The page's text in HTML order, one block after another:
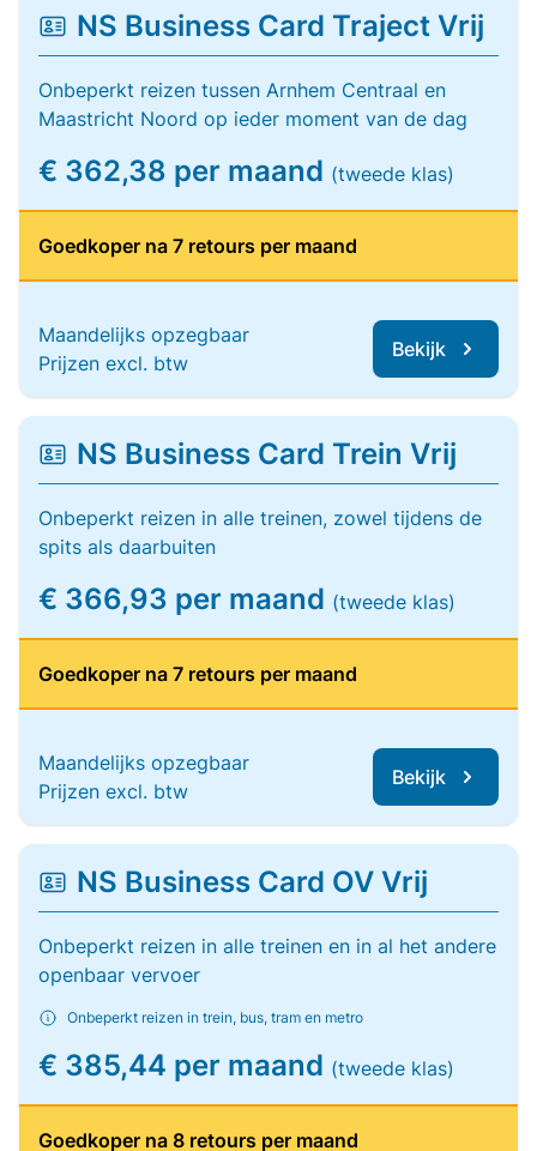
NS Business Card Traject Vrij
Onbeperkt reizen tussen Arnhem Centraal en
Maastricht Noord op ieder moment van de dag
€ 362,38 per maand (tweede klas)
Goedkoper na 7 retours per maand
Maandelijks opzegbaar
Prijzen excl. btw
Bekijk
NS Business Card Trein Vrij
Onbeperkt reizen in alle treinen, zowel tijdens de
spits als daarbuiten
€ 366,93 per maand (tweede klas)
Goedkoper na 7 retours per maand
Maandelijks opzegbaar
Prijzen excl. btw
Bekijk
NS Business Card OV Vrij
Onbeperkt reizen in alle treinen en in al het andere
openbaar vervoer
Onbeperkt reizen in trein, bus, tram en metro
€ 385,44 per maand (tweede klas)
Goedkoper na 8 retours per maand